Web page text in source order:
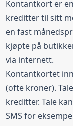
Kontantkort er
kreditter til sitt
en fast
kjøpte på
via internett.
Kontantkortet
(ofte kroner).
kreditter. Tale
SMS for